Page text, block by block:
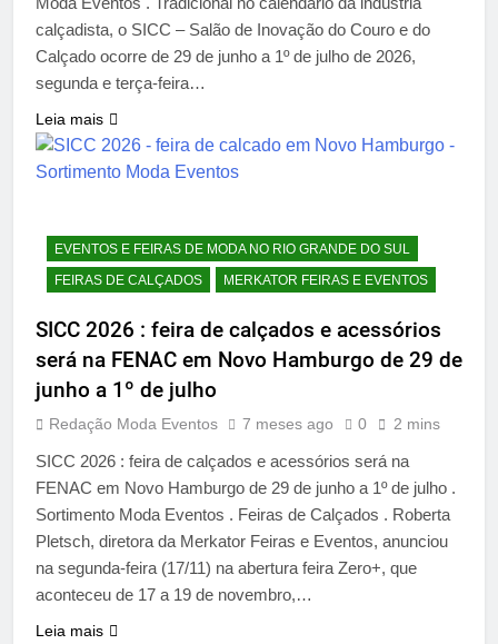
calçadista, o SICC – Salão de Inovação do Couro e do
Calçado ocorre de 29 de junho a 1º de julho de 2026,
segunda e terça-feira…
Leia mais
EVENTOS E FEIRAS DE MODA NO RIO GRANDE DO SUL
FEIRAS DE CALÇADOS
MERKATOR FEIRAS E EVENTOS
SICC 2026 : feira de calçados e acessórios
será na FENAC em Novo Hamburgo de 29 de
junho a 1º de julho
Redação Moda Eventos 7 meses ago 0 2 mins
SICC 2026 : feira de calçados e acessórios será na
FENAC em Novo Hamburgo de 29 de junho a 1º de julho .
Sortimento Moda Eventos . Feiras de Calçados . Roberta
Pletsch, diretora da Merkator Feiras e Eventos, anunciou
na segunda-feira (17/11) na abertura feira Zero+, que
aconteceu de 17 a 19 de novembro,…
Leia mais